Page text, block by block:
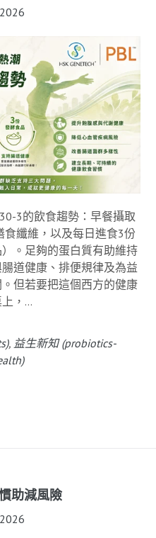
3的飲食趨勢：早餐攝取
纖維，以及每日進食3份
。足夠的蛋白質有助維持
道健康、排便規律及為益
但若要把這個西方的健康
，...
, 益生新知 (probiotics-
助減風險